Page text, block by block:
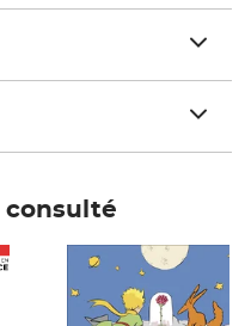
consulté
Prix 7,50€